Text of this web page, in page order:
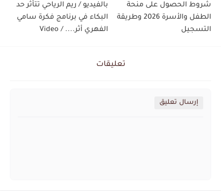
شروط الحصول على منحة
الطفل والأسرة 2026 وطريقة
التسجيل
بالفيديو / ريم الرياحي تتأثر حد
البكاء في برنامج فكرة سامي
الفهري أثر.... / Video
تعليقات
إرسال تعليق